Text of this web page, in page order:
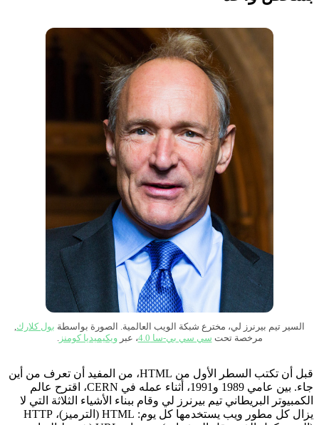
السير تيم بيرنرز لي، مخترع شبكة الويب العالمية. الصورة بواسطة بول كلارك,
مرخصة تحت سي سي بي-سا 4.0 ، عبرويكيميديا ​​​​كومنز.
قبل أن تكتب السطر الأول من HTML، من المفيد أن تعرف من أين
جاء. بين عامي 1989 و1991، أثناء عمله في CERN، اقترح عالم
الكمبيوتر البريطاني تيم بيرنرز لي وقام ببناء الأشياء الثلاثة التي لا
يزال كل مطور ويب يستخدمها كل يوم: HTML (الترميز)، HTTP